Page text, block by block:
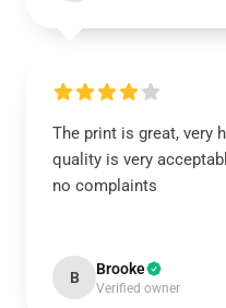
The print is great, very
quality is very
no complaints
B Brooke
Verified owner